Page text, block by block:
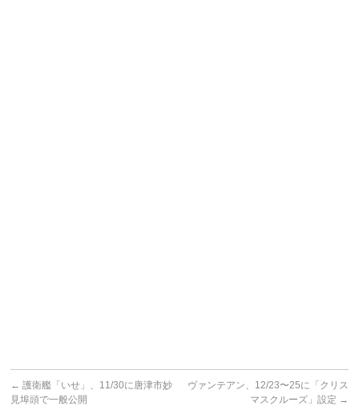
← 護衛艦「いせ」、11/30に唐津市妙
見埠頭で一般公開
ヴァンテアン、12/23〜25に「クリス
マスクルーズ」設定 →